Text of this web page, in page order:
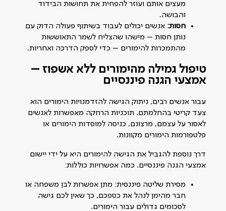
מעצים אותם ועוזר להפחית את תחושות הבידוד
והבושה.
חסות: אנשים יכולים לעבוד בשיתוף פעולה הדוק עם
נותן חסות – מישהו שהצליח לשמר התאוששות
מהתמכרות להימורים – כדי לספק הדרכה ואחריות.
טיפול גמילה מהימורים ללא אשפוז –
אמצעי הגנה פיננסיים
עבור אנשים רבים, ניתוק הגישה להזדמנויות הימורים הוא
צעד קריטי בהחלמתם. תוכניות הרחקה מאפשרות לאנשים
לאסור על עצמם, מרצונם, כניסה למוסדות הימורים או
פלטפורמות הימורים מקוונות.
דרך נוספת להגביל את הגישה להימורים היא על ידי יישום
אמצעי הגנה פיננסיים. כמה אפשרויות כוללות:
מסירת שליטה פיננסית: מתן אפשרות לבן משפחה או
חבר מהימן לנהל את כספכם, כך שאין לכם גישה
לסכומים גדולים עבור הימורים.